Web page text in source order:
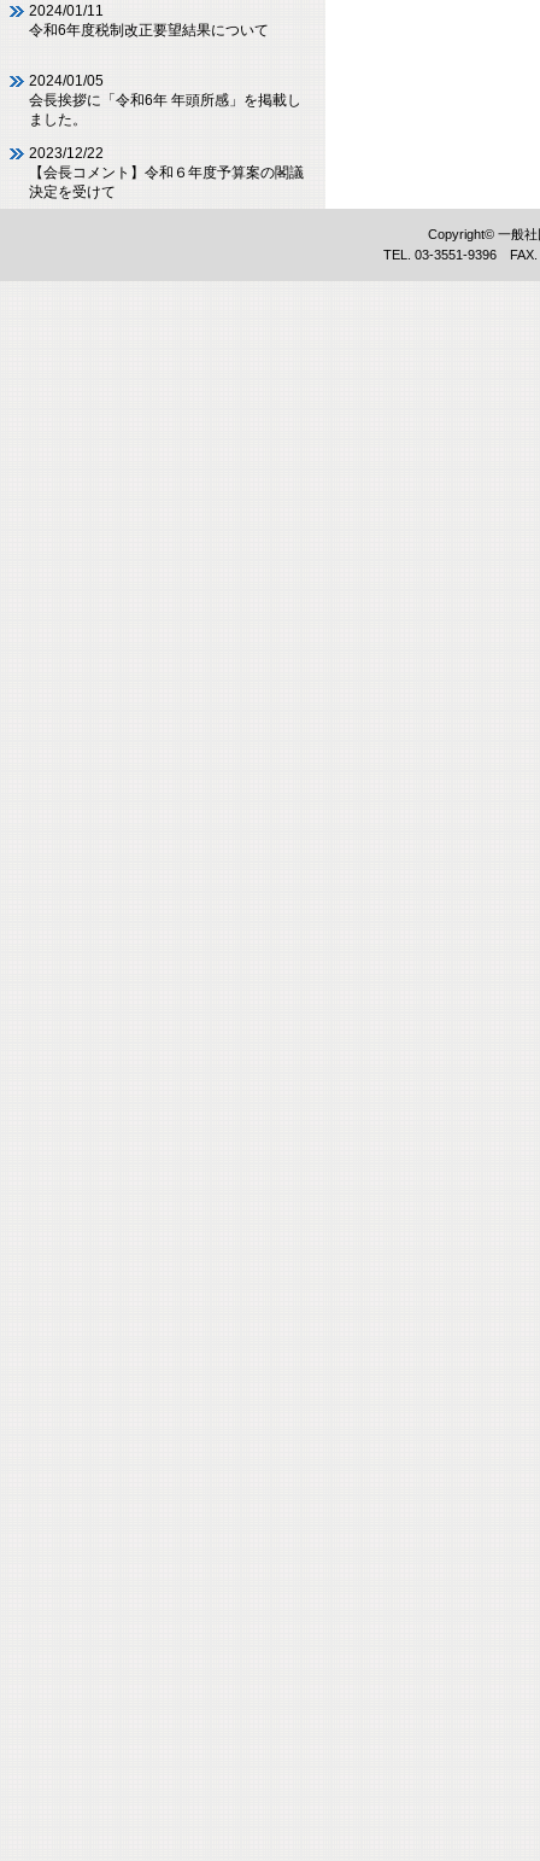
2024/01/11
令和6年度税制改正要望結果について
2024/01/05
会長挨拶に「令和6年 年頭所感」を掲載し
ました。
2023/12/22
【会長コメント】令和６年度予算案の閣議
決定を受けて
Copyright© 一般
TEL. 03-3551-9396